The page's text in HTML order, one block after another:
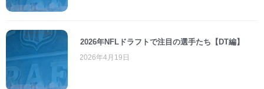
2026年NFLドラフトで注目の選手たち【DT編】
2026年4月19日